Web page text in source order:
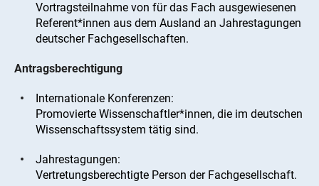
Vortragsteilnahme von für das Fach ausgewiesenen
Referent*innen aus dem Ausland an Jahrestagungen
deutscher Fachgesellschaften.
Antragsberechtigung
Internationale Konferenzen:
Promovierte Wissenschaftler*innen, die im deutschen
Wissenschaftssystem tätig sind.
Jahrestagungen:
Vertretungsberechtigte Person der Fachgesellschaft.